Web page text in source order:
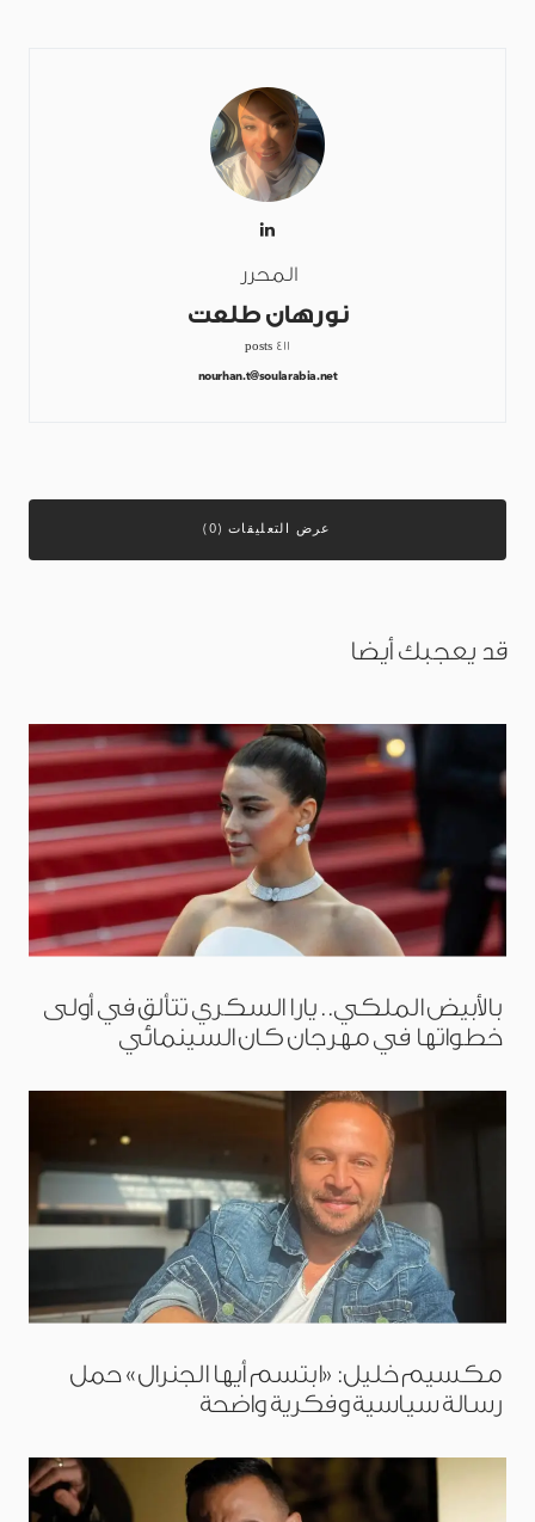
المحرر
نورهان طلعت
411 posts
nourhan.t@soularabia.net
عرض التعليقات (0)
قد يعجبك أيضا
بالأبيض الملكي.. يارا السكري تتألق في أولى
خطواتها في مهرجان كان السينمائي
مكسيم خليل: «ابتسم أيها الجنرال» حمل
رسالة سياسية وفكرية واضحة